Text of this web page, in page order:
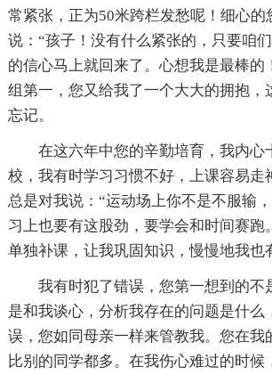
常紧张，正为50米跨栏发愁呢！细心的
说：“孩子！没有什么紧张的，只要咱
的信心马上就回来了。心想我是最棒的
组第一，您又给我了一个大大的拥抱，
忘记。
在这六年中您的辛勤培育，我内心
校，我有时学习习惯不好，上课容易走
总是对我说：“运动场上你不是不服输
习上也要有这股劲，要学会和时间赛跑
单独补课，让我巩固知识，慢慢地我也
我有时犯了错误，您第一想到的不
是和我谈心，分析我存在的问题是什么
误，您如同母亲一样来管教我。您在我
比别的同学都多。在我伤心难过的时候